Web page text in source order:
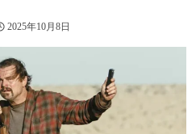
2025年10月8日